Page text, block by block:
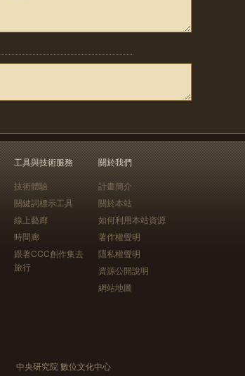
工具與技術服務
技術體驗
關鍵詞標示工具
線上藝廊
時間廊
跟著CCC創作集去
旅行
關於我們
計畫簡介
關於本站
如何利用本站資源
著作權聲明
隱私權聲明
資源公開說明
網站地圖
中央研究院 數位文化中心